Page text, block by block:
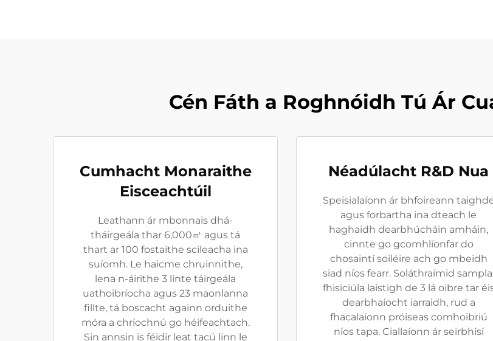
Cén Fáth a Roghnóidh Tú Ár
Cumhacht Monaraithe
Eisceachtúil
Leathann ár mbonnais dhá-
tháirgeála thar 6,000㎡ agus tá
thart ar 100 fostaithe scileacha ina
suíomh. Le haicme chruinnithe,
lena n-áirithe 3 línte táirgeála
uathoibríocha agus 23 maonlanna
fillte, tá boscacht againn orduithe
móra a chríochnú go héifeachtach.
Sin annsin is féidir leat tacú linn le
Néadúlacht R&D Nua
Speisialaíonn ár bhfoireann
agus forbartha ina dteach le
haghaidh dearbhúcháin amháin,
cinnte go gcomhlíonfar do
chosaintí soiléire ach go mbeidh
siad níos fearr. Soláthraímid
fhisiciúla laistigh de 3 lá oibre tar
dearbhaíocht iarraidh, rud a
fhacalaíonn próiseas comhoibriú
níos tapa. Ciallaíonn ár seirbhísí